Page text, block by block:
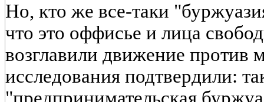
Но, кто же все-таки
что это оффисье и лица
возглавили движение
исследования подтвердили: